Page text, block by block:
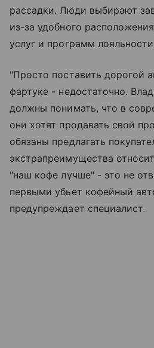
рассадки. Люди выбирают
из-за удобного
услуг и программ
"Просто поставить дорогой
фартуке - недостаточно.
должны понимать, что в
они хотят продавать свой
обязаны предлагать
экстрапреимущества
"наш кофе лучше" - это не
первыми убьет кофейный
предупреждает специалист.